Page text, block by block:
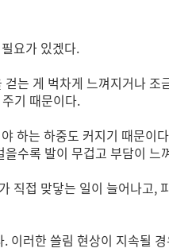
요가 있겠다.
는 게 벅차게 느껴지거나
기 때문이다.
하는 하중도 커지기 때문
수록 발이 무겁고 부담이
직접 맞닿는 일이 늘어나고
러한 쓸림 현상이 지속될